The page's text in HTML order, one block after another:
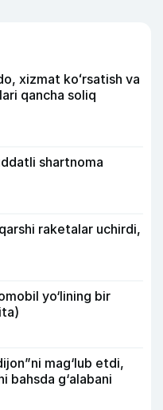
xizmat koʻrsatish va
qancha soliq
shartnoma
raketalar uchirdi,
yo‘lining bir
mag‘lub etdi,
bahsda g‘alabani